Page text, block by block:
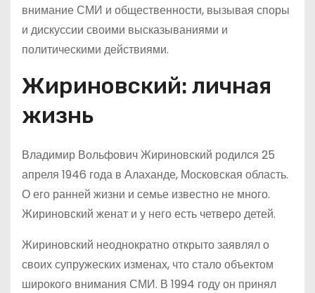
внимание СМИ и общественности, вызывая споры
и дискуссии своими высказываниями и
политическими действиями.
Жириновский: личная
жизнь
Владимир Вольфович Жириновский родился 25
апреля 1946 года в Алаханде, Московская область.
О его ранней жизни и семье известно не много.
Жириновский женат и у него есть четверо детей.
Жириновский неоднократно открыто заявлял о
своих супружеских изменах, что стало объектом
широкого внимания СМИ. В 1994 году он принял